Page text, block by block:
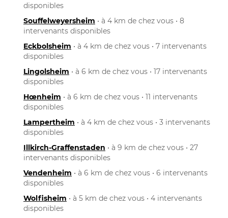
disponibles
Souffelweyersheim • à 4 km de chez vous • 8
intervenants disponibles
Eckbolsheim • à 4 km de chez vous • 7 intervenants
disponibles
Lingolsheim • à 6 km de chez vous • 17 intervenants
disponibles
Hœnheim • à 6 km de chez vous • 11 intervenants
disponibles
Lampertheim • à 4 km de chez vous • 3 intervenants
disponibles
Illkirch-Graffenstaden • à 9 km de chez vous • 27
intervenants disponibles
Vendenheim • à 6 km de chez vous • 6 intervenants
disponibles
Wolfisheim • à 5 km de chez vous • 4 intervenants
disponibles